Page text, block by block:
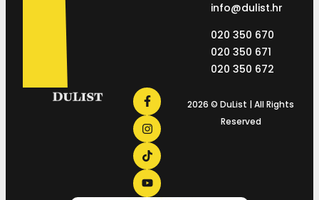
info@dulist.hr
020 350 670
020 350 671
020 350 672
2026 © DuList | All Rights
Reserved